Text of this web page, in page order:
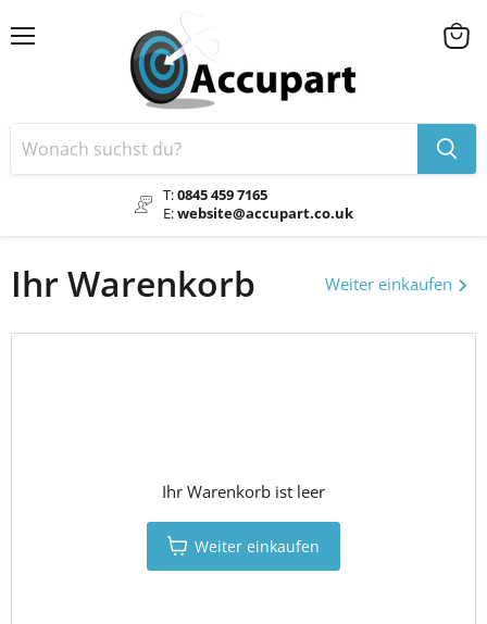
T:0845 459 7165
E:website@accupart.co.uk
Ihr Warenkorb Weiter einkaufen
Ihr Warenkorb ist leer
Weiter einkaufen